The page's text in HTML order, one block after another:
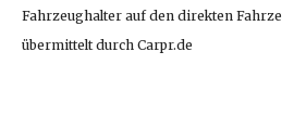
Fahrzeughalter auf den direkten
übermittelt durch Carpr.de